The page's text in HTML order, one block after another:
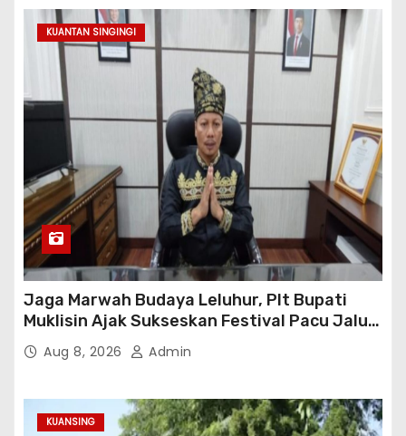
KUANTAN SINGINGI
Jaga Marwah Budaya Leluhur, Plt Bupati
Muklisin Ajak Sukseskan Festival Pacu Jalur
2026Aug 8, 2026 Admin
KUANSING